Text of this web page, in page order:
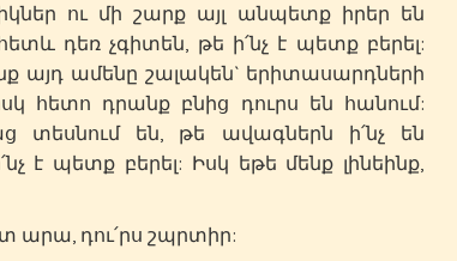
ու մի շարք այլ անպետք իրեր են
դեռ չգիտեն, թե ի՛նչ է պետք բերել:
այդ ամենը շալակեն` երիտասարդների
հետո դրանք բնից դուրս են հանում:
տեսնում են, թե ավագներն ի՛նչ են
է պետք բերել: Իսկ եթե մենք լինեինք,
արա, դու՛րս շպրտիր: